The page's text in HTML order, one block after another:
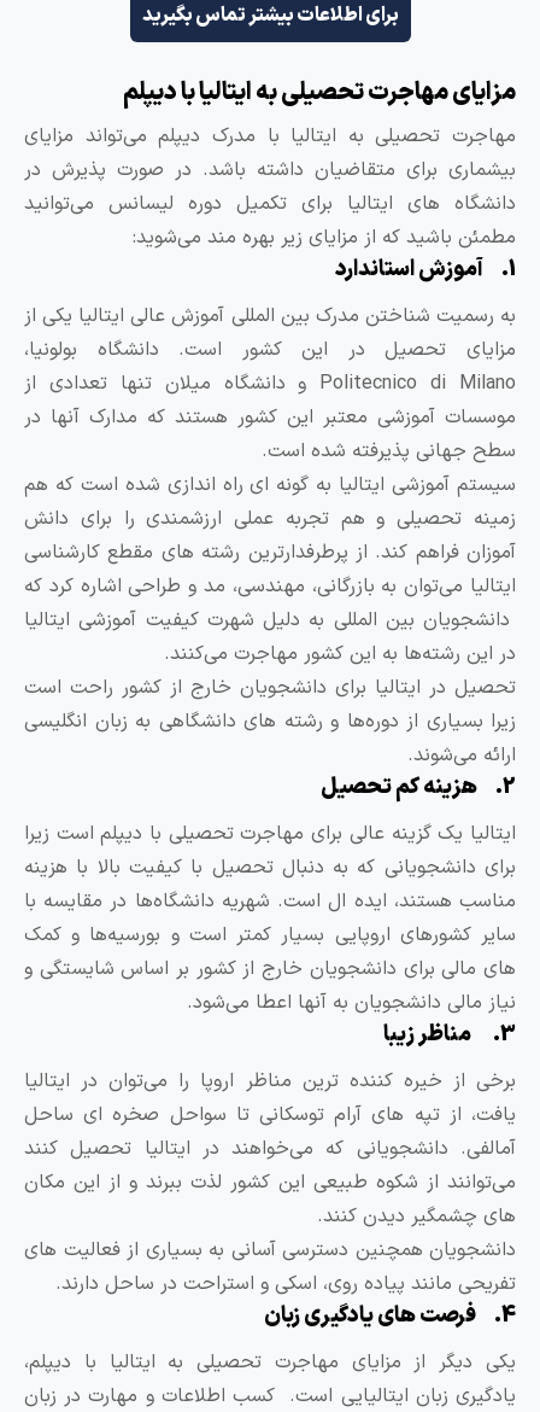
برای اطلاعات بیشتر تماس بگیرید
مهاجرت تحصیلی به ایتالیا با دیپلم
تحصیلی به ایتالیا با مدرک دیپلم می‌تواند مزایای
برای متقاضیان داشته باشد. در صورت پذیرش در
های ایتالیا برای تکمیل دوره لیسانس می‌توانید
باشید که از مزایای زیر بهره مند می‌شوید:
رسمیت شناختن مدرک بین المللی آموزش عالی ایتالیا یکی از
تحصیل در این کشور است. دانشگاه بولونیا،
Politecnico di Milano و دانشگاه میلان تنها تعدادی از
آموزشی معتبر این کشور هستند که مدارک آنها در
جهانی پذیرفته شده است.
آموزشی ایتالیا به گونه ای راه اندازی شده است که هم
تحصیلی و هم تجربه عملی ارزشمندی را برای دانش
فراهم کند. از پرطرفدارترین رشته های مقطع کارشناسی
می‌توان به بازرگانی، مهندسی، مد و طراحی اشاره کرد که
بین المللی به دلیل شهرت کیفیت آموزشی ایتالیا
این رشته‌ها به این کشور مهاجرت می‌کنند.
در ایتالیا برای دانشجویان خارج از کشور راحت است
بسیاری از دوره‌ها و رشته های دانشگاهی به زبان انگلیسی
می‌شوند.
یک گزینه عالی برای مهاجرت تحصیلی با دیپلم است زیرا
دانشجویانی که به دنبال تحصیل با کیفیت بالا با هزینه
هستند، ایده ال است. شهریه دانشگاه‌ها در مقایسه با
کشورهای اروپایی بسیار کمتر است و بورسیه‌ها و کمک
مالی برای دانشجویان خارج از کشور بر اساس شایستگی و
مالی دانشجویان به آنها اعطا می‌شود.
از خیره کننده ترین مناظر اروپا را می‌توان در ایتالیا
از تپه های آرام توسکانی تا سواحل صخره ای ساحل
دانشجویانی که می‌خواهند در ایتالیا تحصیل کنند
از شکوه طبیعی این کشور لذت ببرند و از این مکان
چشمگیر دیدن کنند.
همچنین دسترسی آسانی به بسیاری از فعالیت های
مانند پیاده روی، اسکی و استراحت در ساحل دارند.
دیگر از مزایای مهاجرت تحصیلی به ایتالیا با دیپلم،
زبان ایتالیایی است. کسب اطلاعات و مهارت در زبان